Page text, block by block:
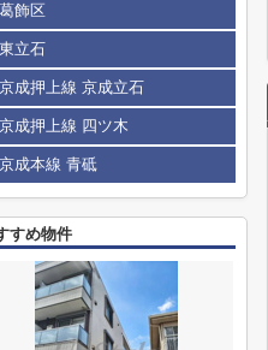
葛飾区
東立石
京成押上線 京成立石
京成押上線 四ツ木
京成本線 青砥
すめ物件